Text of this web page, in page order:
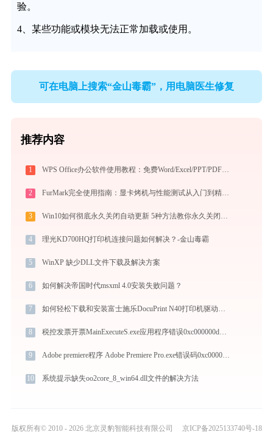
验。
4、某些功能或模块无法正常加载或使用。
可在电脑上搜索“金山毒霸”，用电脑医生修复
推荐内容
1 WPS Office办公软件使用教程：免费Word/Excel/PPT/PDF一站式高效办公套件
2 FurMark完全使用指南：显卡烤机与性能测试从入门到精通（2026最新）
3 Win10如何彻底永久关闭自动更新 5种方法教你永久关闭win10自动更新
4 理光KD700HQ打印机连接问题如何解决？-金山毒霸
5 WinXP 缺少DLL文件下载及解决方案
6 如何解决帝国时代msxml 4.0安装失败问题？
7 如何轻松下载和安装富士施乐DocuPrint N40打印机驱动？跟着这篇指南走
8 税控发票开票MainExecuteS.exe应用程序错误0xc000000d解决方法
9 Adobe premiere程序 Adobe Premiere Pro.exe错误码0xc0000005处理办法
10 系统提示缺失oo2core_8_win64.dll文件的解决方法
版权所有© 2010 - 2026 北京灵豹智能科技有限公司 京ICP备2025133740号-18